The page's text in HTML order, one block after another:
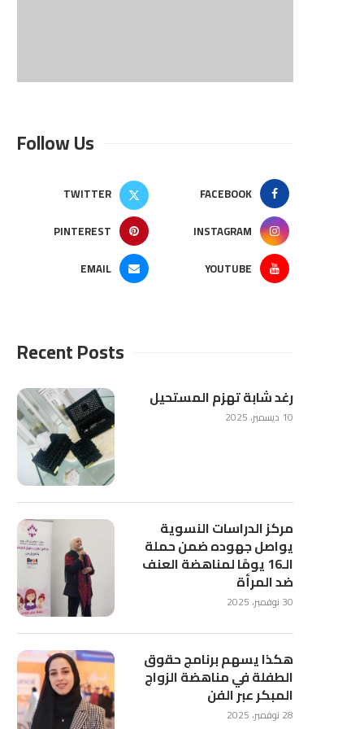
Follow Us
FACEBOOK
TWITTER
INSTAGRAM
PINTEREST
YOUTUBE
EMAIL
Recent Posts
رغد شابة تهزم المستحيل
10 ديسمبر، 2025
مركز الدراسات النسوية
يواصل جهوده ضمن حملة
الـ16 يومًا لمناهضة العنف
ضد المرأة
30 نوفمبر، 2025
هكذا يسهم برنامج حقوق
الطفلة في مناهضة الزواج
المبكر عبر الفن
28 نوفمبر، 2025